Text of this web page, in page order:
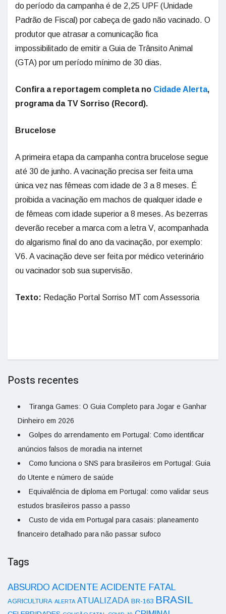
do período da campanha é de 2,25 UPF (Unidade
Padrão de Fiscal) por cabeça de gado não vacinado. O
produtor que atrasar a comunicação fica
impossibilitado de emitir a Guia de Trânsito Animal
(GTA) por um período mínimo de 30 dias.
Confira a reportagem completa no Cidade Alerta,
programa da TV Sorriso (Record).
Brucelose
A primeira etapa da campanha contra brucelose segue
até 30 de junho. A vacinação precisa ser feita uma
única vez nas fêmeas com idade de 3 a 8 meses. É
proibida a vacinação em machos de qualquer idade e
de fêmeas com idade superior a 8 meses. As bezerras
deverão receber a marca com a letra V, acompanhada
do algarismo final do ano da vacinação, por exemplo:
V6. A vacinação deve ser feita por médico veterinário
ou vacinador sob sua supervisão.
Texto: Redação Portal Sorriso MT com Assessoria
Posts recentes
Tiranga Games: O Guia Completo para Jogar e Ganhar
Dinheiro em 2026
Golpes do arrendamento em Portugal: Como identificar
anúncios falsos de moradia na internet
Como funciona o SNS para brasileiros em Portugal: Guia
do Utente e número de saúde
Equivalência de diploma em Portugal: como validar seus
estudos brasileiros passo a passo
Custo de vida em Portugal para casais: planeamento
financeiro detalhado para não passar sufoco
Tags
ABSURDO ACIDENTE ACIDENTE FATAL
AGRICULTURA ALERTA ATUALIZADA BR-163 BRASIL